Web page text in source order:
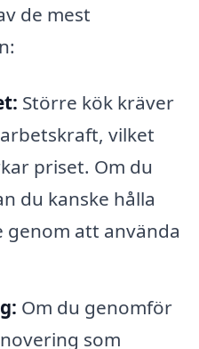
de mest
Större kök kräver
vilket
priset. Om du
du kanske hålla
att använda
Om du genomför
som